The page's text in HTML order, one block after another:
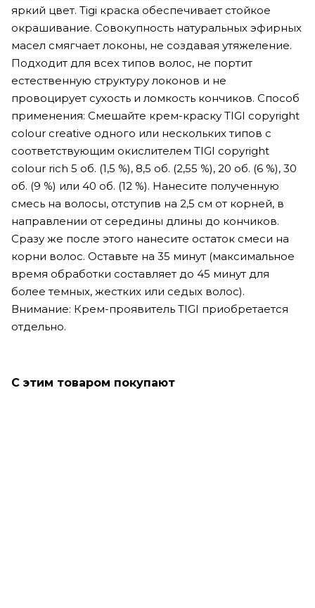
яркий цвет. Tigi краска обеспечивает стойкое
окрашивание. Совокупность натуральных эфирных
масел смягчает локоны, не создавая утяжеление.
Подходит для всех типов волос, не портит
естественную структуру локонов и не
провоцирует сухость и ломкость кончиков. Способ
применения: Смешайте крем-краску TIGI copyright
colour creative одного или нескольких типов с
соответствующим окислителем TIGI copyright
colour rich 5 об. (1,5 %), 8,5 об. (2,55 %), 20 об. (6 %), 30
об. (9 %) или 40 об. (12 %). Нанесите полученную
смесь на волосы, отступив на 2,5 см от корней, в
направлении от середины длины до кончиков.
Сразу же после этого нанесите остаток смеси на
корни волос. Оставьте на 35 минут (максимальное
время обработки составляет до 45 минут для
более темных, жестких или седых волос).
Внимание: Крем-проявитель TIGI приобретается
отдельно.
С этим товаром покупают